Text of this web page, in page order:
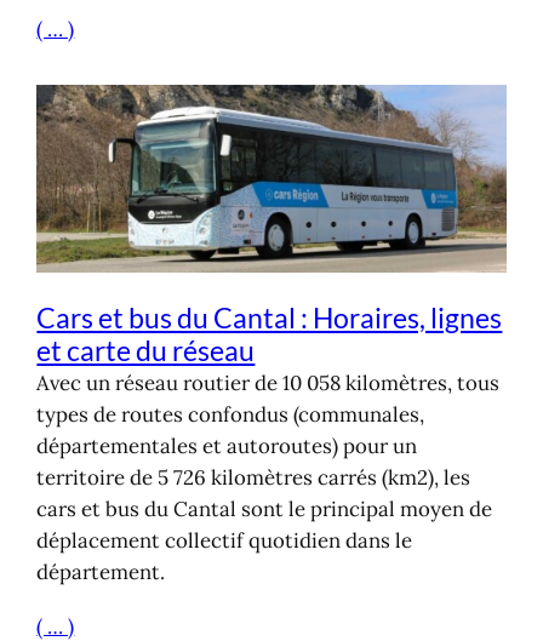
( … )
Cars et bus du Cantal : Horaires, lignes
et carte du réseau
Avec un réseau routier de 10 058 kilomètres, tous
types de routes confondus (communales,
départementales et autoroutes) pour un
territoire de 5 726 kilomètres carrés (km2), les
cars et bus du Cantal sont le principal moyen de
déplacement collectif quotidien dans le
département.
( … )